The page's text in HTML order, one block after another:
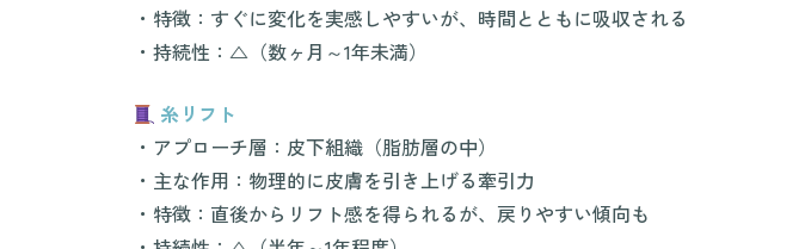
・特徴：すぐに変化を実感しやすいが、時間とともに吸収される
・持続性：△（数ヶ月～1年未満）
糸リフト
・アプローチ層：皮下組織（脂肪層の中）
・主な作用：物理的に皮膚を引き上げる牽引力
・特徴：直後からリフト感を得られるが、戻りやすい傾向も